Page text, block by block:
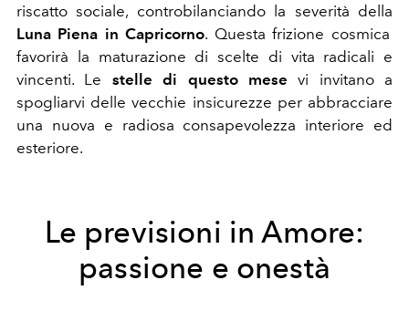
riscatto sociale, controbilanciando la severità della
Luna Piena in Capricorno. Questa frizione cosmica
favorirà la maturazione di scelte di vita radicali e
vincenti. Le stelle di questo mese vi invitano a
spogliarvi delle vecchie insicurezze per abbracciare
una nuova e radiosa consapevolezza interiore ed
esteriore.
Le previsioni in Amore:
passione e onestà